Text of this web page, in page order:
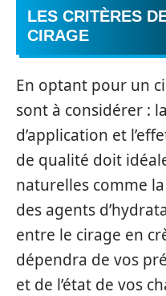
LES CRITÈRES
CIRAGE
En optant pour un
sont à considérer :
d’application et
de qualité doit
naturelles comme
des agents
entre le cirage en
dépendra de vos
et de l’état de vos